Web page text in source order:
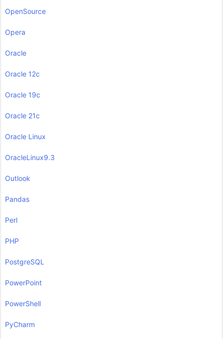
OpenSource
Opera
Oracle
Oracle 12c
Oracle 19c
Oracle 21c
Oracle Linux
OracleLinux9.3
Outlook
Pandas
Perl
PHP
PostgreSQL
PowerPoint
PowerShell
PyCharm